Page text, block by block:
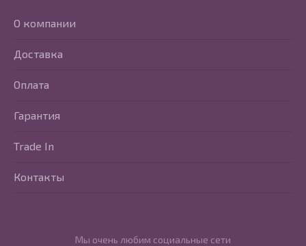
Мы очень любим социальные сети
О компании
Доставка
Оплата
Гарантия
Trade In
Контакты